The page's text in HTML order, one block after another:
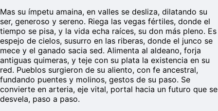
Mas su ímpetu amaina, en valles se desliza, dilatando su
ser, generoso y sereno. Riega las vegas fértiles, donde el
tiempo se pisa, y la vida echa raíces, su don más pleno. Es
espejo de cielos, susurro en las riberas, donde el junco se
mece y el ganado sacia sed. Alimenta al aldeano, forja
antiguas quimeras, y teje con su plata la existencia en su
red. Pueblos surgieron de su aliento, con fe ancestral,
fundando puentes y molinos, gestos de su paso. Se
convierte en arteria, eje vital, portal hacia un futuro que se
desvela, paso a paso.